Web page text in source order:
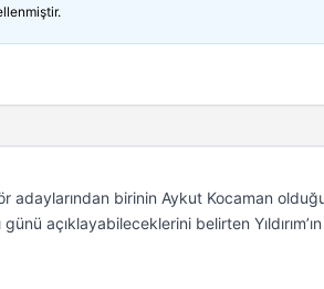
adaylarından birinin Aykut Kocaman
açıklayabileceklerini belirten Yıldırım’ın